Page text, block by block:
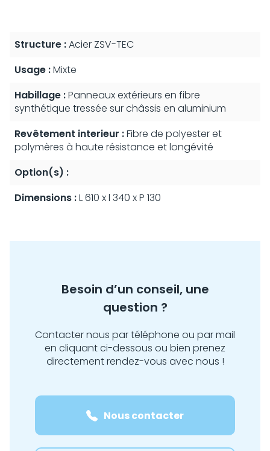
Structure :Acier ZSV-TEC
Usage :Mixte
Habillage :Panneaux extérieurs en fibre
synthétique tressée sur châssis en aluminium
Revêtement interieur :Fibre de polyester et
polymères à haute résistance et longévité
Option(s) :
Dimensions :L 610 x l 340 x P 130
Besoin d’un conseil, une
question ?
Contacter nous par téléphone ou par mail
en cliquant ci-dessous ou bien prenez
directement rendez-vous avec nous !
Nous contacter